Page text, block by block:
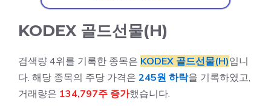
KODEX 골드선물(H)
검색량 4위를 기록한 종목은 KODEX 골드선물(H)입니
다. 해당 종목의 주당 가격은 245원 하락을 기록하였고,
거래량은 134,797주 증가했습니다.